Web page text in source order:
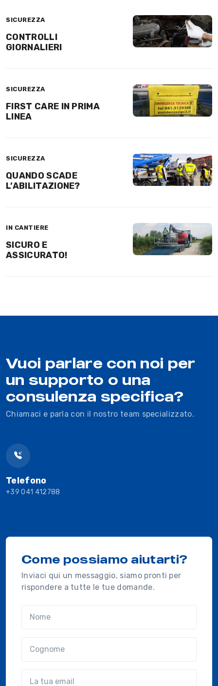
SICUREZZA
CONTROLLI
GIORNALIERI
SICUREZZA
FIRST CARE IN PRIMA
LINEA
SICUREZZA
QUANDO SCADE
L’ABILITAZIONE?
IN CANTIERE
SICURO E
ASSICURATO!
Vuoi parlare con noi per
un supporto o una
consulenza specifica?
Chiamaci e parla con il nostro team specializzato.
Telefono
+39 041 412788
Come possiamo aiutarti?
Inviaci qui un messaggio, siamo pronti per
rispondere a tutte le tue domande.